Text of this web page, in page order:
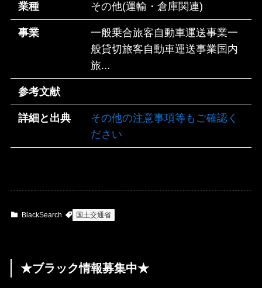
業種 その他(運輸・倉庫関連)
事業
一般乗合旅客自動車運送事業一
般貸切旅客自動車運送事業国内
旅...
参考文献
詳細と出典
その他の注意事項等もご確認く
ださい
BlackSearch 国土交通省
★ブラック情報募集中★